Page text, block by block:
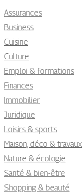
Assurances
Business
Cuisine
Culture
Emploi & formations
Finances
Immobilier
Juridique
Loisirs & sports
Maison, déco & travaux
Nature & écologie
Santé & bien-être
Shopping & beauté